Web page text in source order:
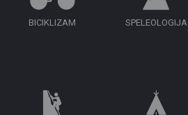
BICIKLIZAM SPELEOLOGIJA